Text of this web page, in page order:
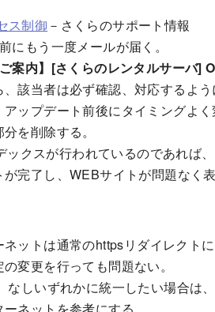
ス制御 －さくらのサポート情報
にもう一度メールが届く。
案内】[さくらのレンタルサーバ]
該当者は必ず確認、対応するよう
アップデート前後にタイミングよ
を削除する。
クスが行われているのであれば、
完了し、WEBサイトが問題なく
ットは通常のhttpsリダイレクト
変更を行っても問題ない。
なしいずれかに統一したい場合は、
ネットを参考にする。